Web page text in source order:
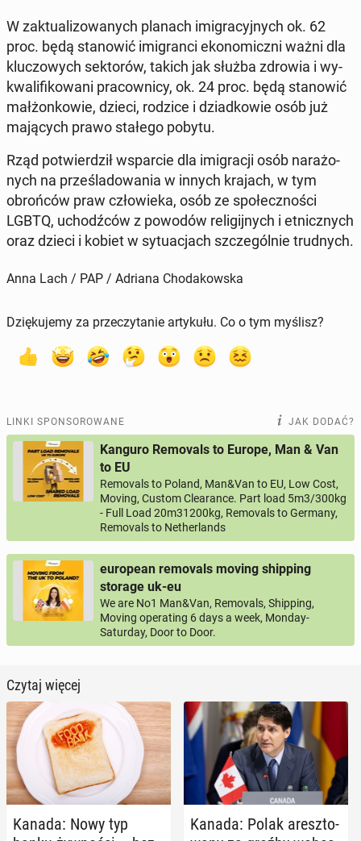
W zak­tu­ali­zo­wa­nych planach imi­gra­cyj­nych ok. 62
proc. będą sta­no­wić imi­gran­ci eko­no­micz­ni ważni dla
klu­czo­wych sek­to­rów, takich jak służba zdrowia i wy­
kwa­li­fi­ko­wa­ni pra­cow­ni­cy, ok. 24 proc. będą sta­no­wić
mał­żon­ko­wie, dzieci, rodzice i dziad­ko­wie osób już
ma­ją­cych prawo stałego pobytu.
Rząd po­twier­dził wspar­cie dla imi­gra­cji osób na­ra­żo­
nych na prze­śla­do­wa­nia w innych krajach, w tym
obroń­ców praw czło­wie­ka, osób ze spo­łecz­no­ści
LGBTQ, uchodź­ców z powodów re­li­gij­nych i et­nicz­nych
oraz dzieci i kobiet w sy­tu­acjach szcze­gól­nie trud­nych.
Anna Lach / PAP / Adriana Chodakowska
Dziękujemy za przeczytanie artykułu. Co o tym myślisz?
LINKI SPONSOROWANE JAK DODAĆ?
Kanguro Removals to Europe, Man & Van
to EU
Removals to Poland, Man&Van to EU, Low Cost,
Moving, Custom Clearance. Part load 5m3/300kg
- Full Load 20m31200kg, Removals to Germany,
Removals to Netherlands
european removals moving shipping
storage uk-eu
We are No1 Man&Van, Removals, Shipping,
Moving operating 6 days a week, Monday-
Saturday, Door to Door.
Czytaj więcej
Kanada: Nowy typ
Kanada: Polak aresz­to­